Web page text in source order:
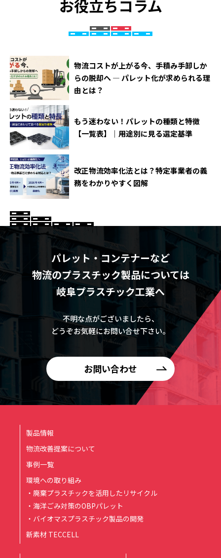
お役立ちコラム
物流コストが上がる今、手積み手卸しか
らの脱却へ ― パレット化が求められる理
由とは？
もう迷わない！パレットの種類と特徴
【一覧表】｜用途別に見る選定基準
改正物流効率化法とは？特定事業者の義
務をわかりやすく図解
パレット・コンテナーなど
物流のプラスチック製品については
岐阜プラスチック工業へ
不明な点がございましたら、
どうぞお気軽にお問い合せ下さい。
お問い合わせ
製品情報
物流改善提案について
事例一覧
環境への取り組み
・廃棄プラスチックを活用したリサイクル
・海洋ごみ対策のOBPパレット
・バイオマスプラスチック製品の開発
新素材 TECCELL